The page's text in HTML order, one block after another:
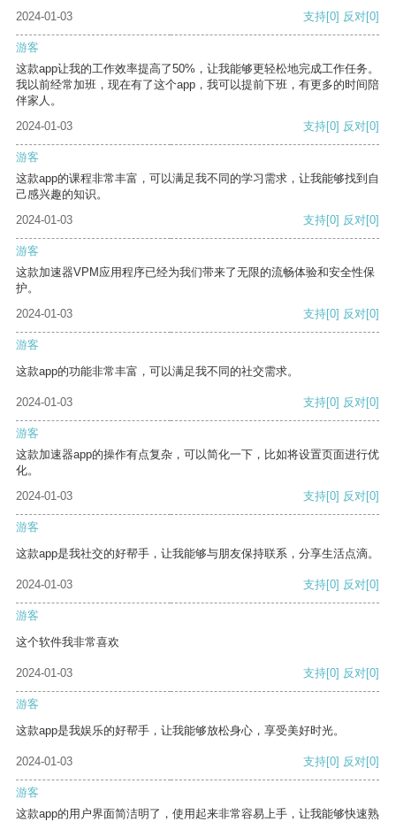
2024-01-03 支持[0] 反对[0]
游客
这款app让我的工作效率提高了50%，让我能够更轻松地完成工作任务。
我以前经常加班，现在有了这个app，我可以提前下班，有更多的时间陪
伴家人。
2024-01-03
支持[0] 反对[0]
游客
这款app的课程非常丰富，可以满足我不同的学习需求，让我能够找到自
己感兴趣的知识。
2024-01-03
支持[0] 反对[0]
游客
这款加速器VPM应用程序已经为我们带来了无限的流畅体验和安全性保
护。
2024-01-03
支持[0] 反对[0]
游客
这款app的功能非常丰富，可以满足我不同的社交需求。
2024-01-03 支持[0] 反对[0]
游客
这款加速器app的操作有点复杂，可以简化一下，比如将设置页面进行优
化。
2024-01-03
支持[0] 反对[0]
游客
这款app是我社交的好帮手，让我能够与朋友保持联系，分享生活点滴。
2024-01-03 支持[0] 反对[0]
游客
这个软件我非常喜欢
2024-01-03 支持[0] 反对[0]
游客
这款app是我娱乐的好帮手，让我能够放松身心，享受美好时光。
2024-01-03 支持[0] 反对[0]
游客
这款app的用户界面简洁明了，使用起来非常容易上手，让我能够快速熟